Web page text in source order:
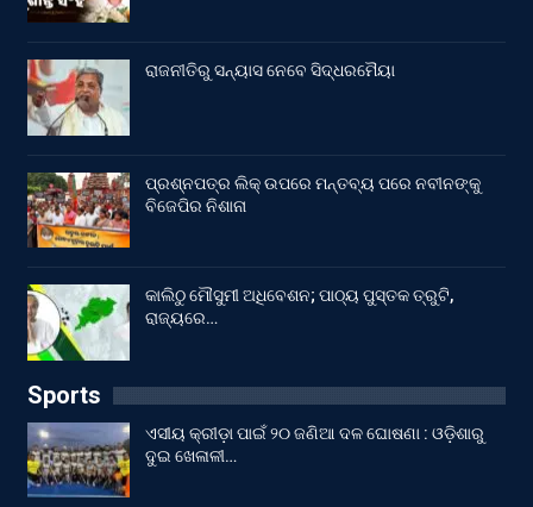
ରାଜନୀତିରୁ ସନ୍ୟାସ ନେବେ ସିଦ୍ଧରମୈୟା
ପ୍ରଶ୍ନପତ୍ର ଲିକ୍ ଉପରେ ମନ୍ତବ୍ୟ ପରେ ନବୀନଙ୍କୁ
ବିଜେପିର ନିଶାନା
କାଲିଠୁ ମୌସୁମୀ ଅଧିବେଶନ; ପାଠ୍ୟ ପୁସ୍ତକ ତ୍ରୁଟି,
ରାଜ୍ୟରେ…
Sports
ଏସୀୟ କ୍ରୀଡ଼ା ପାଇଁ ୨୦ ଜଣିଆ ଦଳ ଘୋଷଣା : ଓଡ଼ିଶାରୁ
ଦୁଇ ଖେଳାଳୀ…